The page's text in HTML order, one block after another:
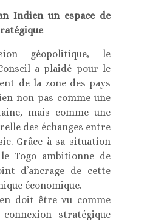
Indien un espace de
géopolitique, le
a plaidé pour le
de la zone des pays
non pas comme une
mais comme une
des échanges entre
Grâce à sa situation
le Togo ambitionne de
d’ancrage de cette
économique.
doit être vu comme
stratégique